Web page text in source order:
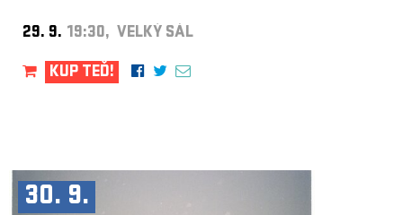
29. 9. 19:30, VELKÝ SÁL
KUP TEĎ!
30. 9.